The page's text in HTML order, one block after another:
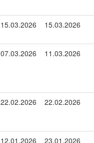
15.03.2026 15.03.2026
07.03.2026 11.03.2026
22.02.2026 22.02.2026
12.01.2026 23.01.2026